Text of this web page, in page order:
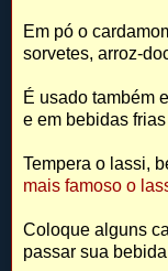
Em pó o
sorvetes, arroz-
É usado também
e em bebidas
Tempera o lassi,
mais famoso o
Coloque alguns
passar sua